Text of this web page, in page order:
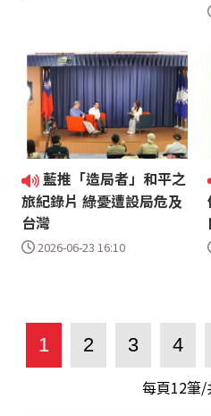
藍推「造局者」和平之
旅紀錄片 綠憂遭設局危及
台灣
2026-06-23 16:10
1 2 3 4
每頁12筆/